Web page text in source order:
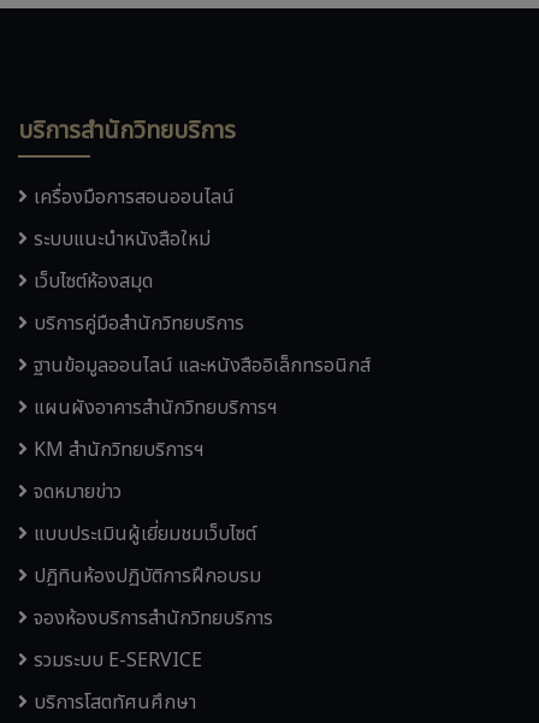
บริการสำนักวิทยบริการ
เครื่องมือการสอนออนไลน์
ระบบแนะนำหนังสือใหม่
เว็บไซต์ห้องสมุด
บริการคู่มือสำนักวิทยบริการ
ฐานข้อมูลออนไลน์ และหนังสืออิเล็กทรอนิกส์
แผนผังอาคารสำนักวิทยบริการฯ
KM สำนักวิทยบริการฯ
จดหมายข่าว
แบบประเมินผู้เยี่ยมชมเว็บไซต์
ปฏิทินห้องปฏิบัติการฝึกอบรม
จองห้องบริการสำนักวิทยบริการ
รวมระบบ E-SERVICE
บริการโสตทัศนศึกษา